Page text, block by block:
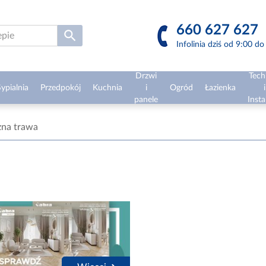
660 627 627
Infolinia dziś od 9:00
Przedpokój Kuchnia
Drzwi
i
panele
Ogród Łazienka
i
trawa